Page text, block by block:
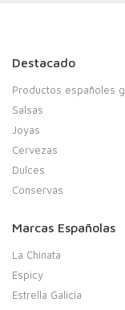
Destacado
Productos españoles
Salsas
Joyas
Cervezas
Dulces
Conservas
Marcas Españolas
La Chinata
Espicy
Estrella Galicia